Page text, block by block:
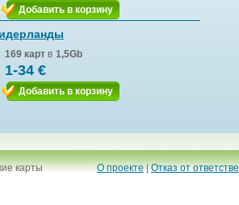
Добавить в корзину
169 карт в 1,5Gb
1-34 €
Добавить в корзину
карты О проекте|Отказ от